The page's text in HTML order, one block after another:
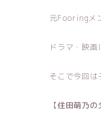
元Fooringメ
ドラマ・映
そこで今回は
【住田萌乃の